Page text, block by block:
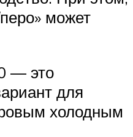
может
— это
для
холодным